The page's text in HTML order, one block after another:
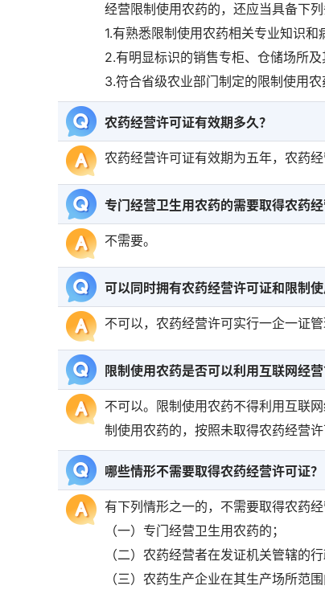
经营限制使用农药的，还应当具备下列
1.有熟悉限制使用农药相关专业知识
2.有明显标识的销售专柜、仓储场所及
3.符合省级农业部门制定的限制使用农
农药经营许可证有效期多久？
农药经营许可证有效期为五年，农药
专门经营卫生用农药的需要取得农药经
不需要。
可以同时拥有农药经营许可证和限制
不可以，农药经营许可实行一企一证
限制使用农药是否可以利用互联网经营
不可以。限制使用农药不得利用互联
制使用农药的，按照未取得农药经营许
哪些情形不需要取得农药经营许可证？
有下列情形之一的，不需要取得农药经
（一）专门经营卫生用农药的；
（二）农药经营者在发证机关管辖的
（三）农药生产企业在其生产场所范